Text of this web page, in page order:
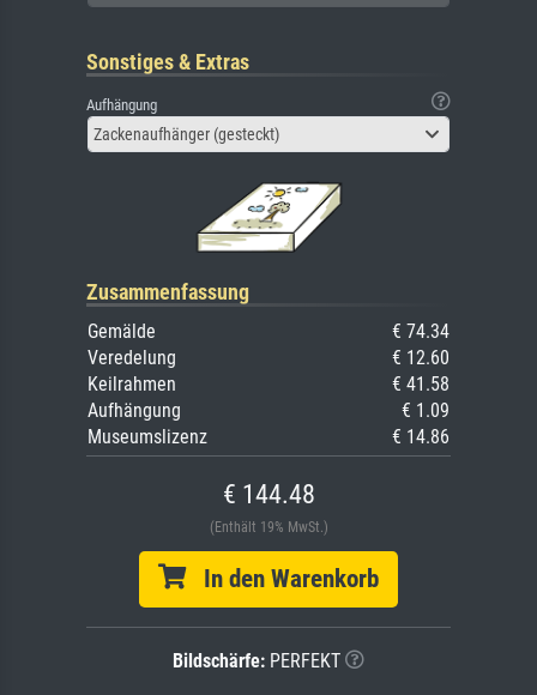
Sonstiges & Extras
Aufhängung
Zackenaufhänger (gesteckt)
Zusammenfassung
Gemälde
€ 74.34
Veredelung
€ 12.60
Keilrahmen
€ 41.58
Aufhängung
€ 1.09
Museumslizenz
€ 14.86
€ 144.48
(Enthält 19% MwSt.)
In den Warenkorb
Bildschärfe: PERFEKT